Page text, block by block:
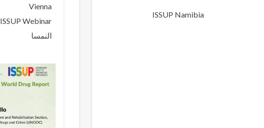
ISSUP Namibia
Vienna
ISSUP Webinar
النمسا